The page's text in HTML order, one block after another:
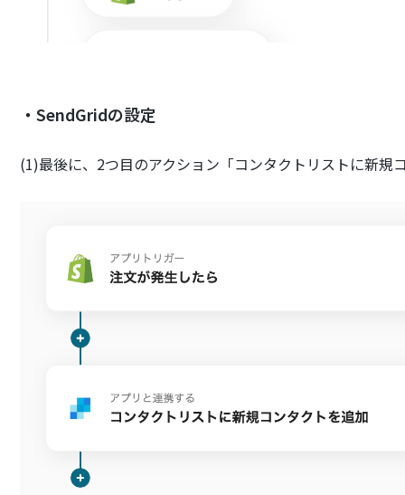
・SendGridの設定
(1)最後に、2つ目のアクション「コンタクトリストに新規